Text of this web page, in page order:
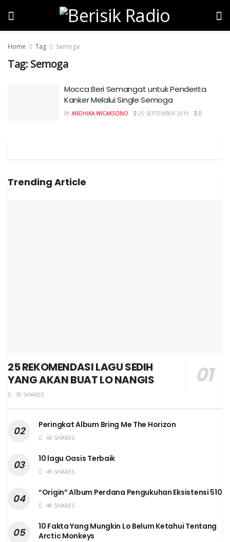
Home Tag Semoga
Tag: Semoga
Mocca Beri Semangat untuk Penderita
Kanker Melalui Single Semoga
BY ANDHIKA WICAKSONO 25 SEPTEMBER 2019 0
Trending Article
25 REKOMENDASI LAGU SEDIH
YANG AKAN BUAT LO NANGIS
70 SHARES
Peringkat Album Bring Me The Horizon
60 SHARES
10 lagu Oasis Terbaik
49 SHARES
“Origin” Album Perdana Pengukuhan Eksistensi 510
48 SHARES
10 Fakta Yang Mungkin Lo Belum Ketahui Tentang
Arctic Monkeys